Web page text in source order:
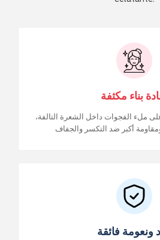
بناء مكثفة
ملء الفجوات داخل الشعرة التالفة،
ونعومة فائقة